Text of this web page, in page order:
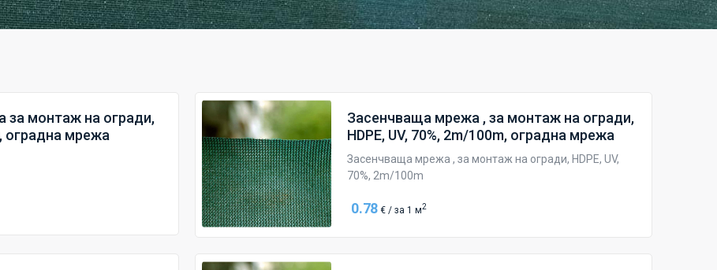
за монтаж на огради,
оградна мрежа
Засенчваща мрежа , за монтаж на огради,
HDPE, UV, 70%, 2m/100m, оградна мрежа
Засенчваща мрежа , за монтаж на огради, HDPE, UV,
70%, 2m/100m
0.78 € / за 1 м2